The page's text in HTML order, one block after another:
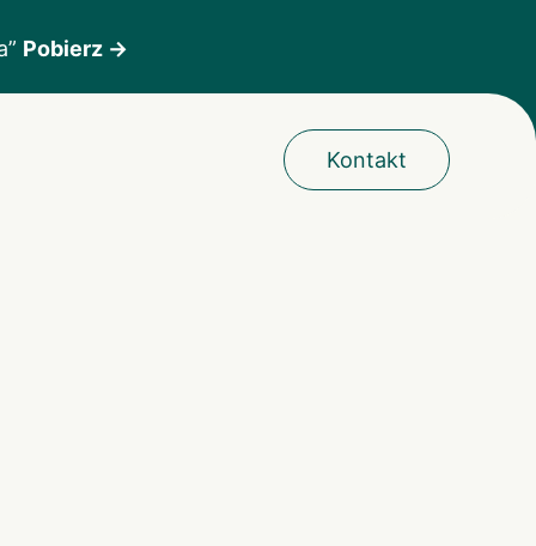
Pobierz →
Kontakt